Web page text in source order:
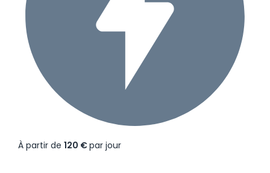
À partir de 120 €par jour